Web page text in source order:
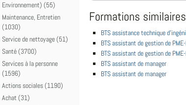
Environnement) (55)
Maintenance, Entretien
(1030)
Service de nettoyage (51)
Santé (3700)
Services à la personne
(1596)
Actions sociales (1190)
Achat (31)
Formations
BTS assistance technique
BTS assistant de gestion de
BTS assistant de gestion de
BTS assistant de manager
BTS assistant de manager